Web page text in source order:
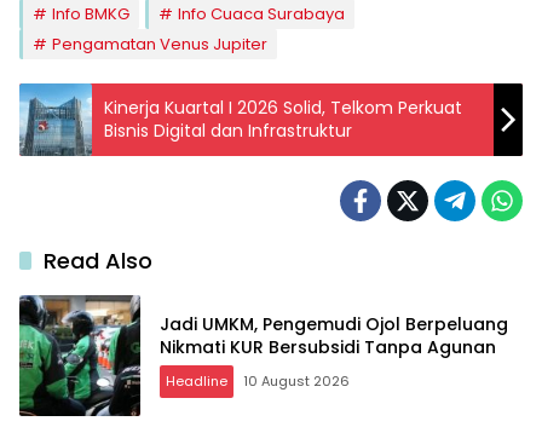
Info BMKG
Info Cuaca Surabaya
Pengamatan Venus Jupiter
Kinerja Kuartal I 2026 Solid, Telkom Perkuat
Bisnis Digital dan Infrastruktur
Read Also
Jadi UMKM, Pengemudi Ojol Berpeluang
Nikmati KUR Bersubsidi Tanpa Agunan
Headline 10 August 2026